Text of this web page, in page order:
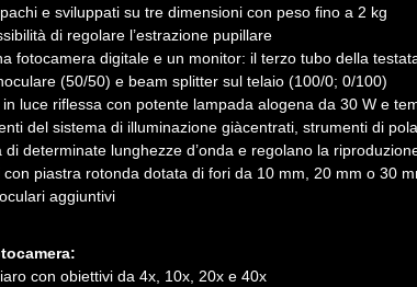
e sviluppati su tre dimensioni con peso fino a 2 kg
di regolare l’estrazione pupillare
fotocamera digitale e un monitor: il terzo tubo della
(50/50) e beam splitter sul telaio (100/0; 0/100)
luce riflessa con potente lampada alogena da 30 W e
del sistema di illuminazione giàcentrati, strumenti di
di determinate lunghezze d’onda e regolano la
piastra rotonda dotata di fori da 10 mm, 20 mm o 30
aggiuntivi
con obiettivi da 4x, 10x, 20x e 40x